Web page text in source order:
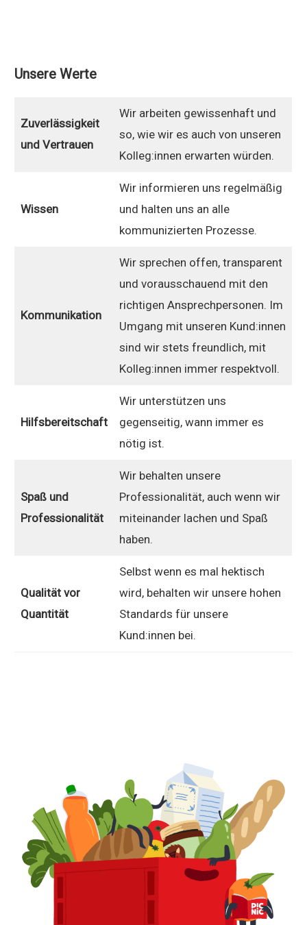
Unsere Werte
Zuverlässigkeit
und Vertrauen
Wir arbeiten gewissenhaft und
so, wie wir es auch von unseren
Kolleg:innen erwarten würden.
Wissen
Wir informieren uns regelmäßig
und halten uns an alle
kommunizierten Prozesse.
Kommunikation
Wir sprechen offen, transparent
und vorausschauend mit den
richtigen Ansprechpersonen. Im
Umgang mit unseren Kund:innen
sind wir stets freundlich, mit
Kolleg:innen immer respektvoll.
Hilfsbereitschaft
Wir unterstützen uns
gegenseitig, wann immer es
nötig ist.
Spaß und
Professionalität
Wir behalten unsere
Professionalität, auch wenn wir
miteinander lachen und Spaß
haben.
Qualität vor
Quantität
Selbst wenn es mal hektisch
wird, behalten wir unsere hohen
Standards für unsere
Kund:innen bei.